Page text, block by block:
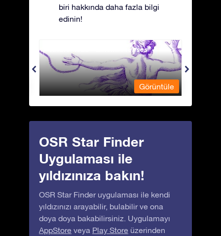
biri hakkında daha fazla bilgi
edinin!
Andromeda - Zincirli Prenses
Görüntüle
OSR Star Finder
Uygulaması ile
yıldızınıza bakın!
OSR Star Finder uygulaması ile kendi
yıldızınızı arayabilir, bulabilir ve ona
doya doya bakabilirsiniz. Uygulamayı
AppStore veya Play Store üzerinden